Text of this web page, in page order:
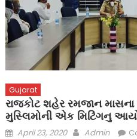
Gujarat
રાજકોટ શહેર રમજાન
મુસ્લિમોની એક મિટિંગનુ
Posted
April 23, 2020 Author
Admin